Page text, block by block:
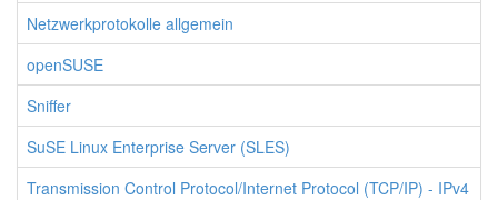
Netzwerkprotokolle allgemein
openSUSE
Sniffer
SuSE Linux Enterprise Server (SLES)
Transmission Control Protocol/Internet Protocol (TCP/IP) - IPv4